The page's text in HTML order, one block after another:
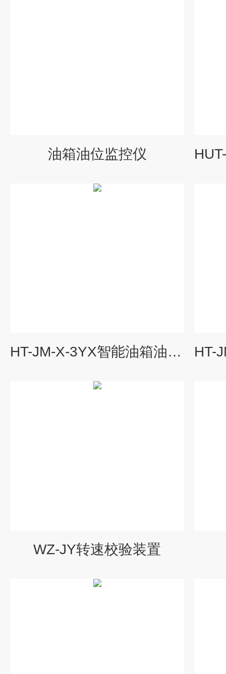
油箱油位监控仪
HT-JM-X-3YX智能油箱油位监测仪
WZ-JY转速校验装置